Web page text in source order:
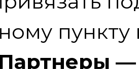
Партнеры —